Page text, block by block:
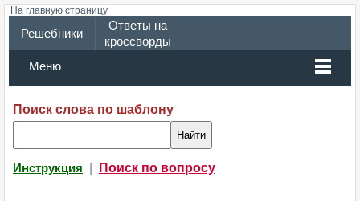
На главную страницу
Решебники
Ответы на
кроссворды
Меню
Поиск слова по шаблону
Инструкция Поиск по вопросу